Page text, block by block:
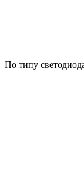
По типу